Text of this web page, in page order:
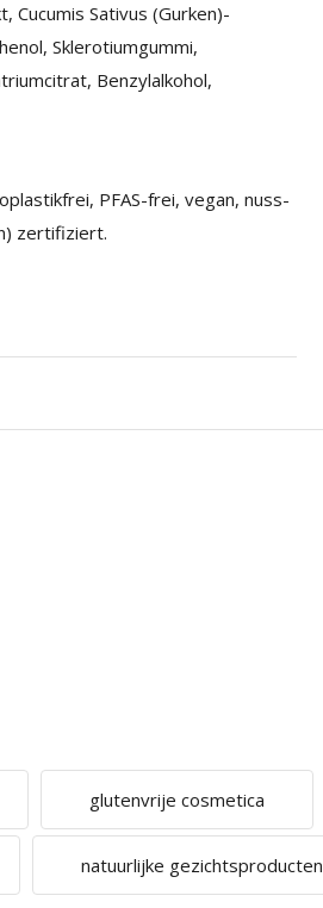
Cucumis Sativus (Gurken)-
Sklerotiumgummi,
Benzylalkohol,
PFAS-frei, vegan, nuss-
zertifiziert.
glutenvrije cosmetica
natuurlijke gezichtsproducten